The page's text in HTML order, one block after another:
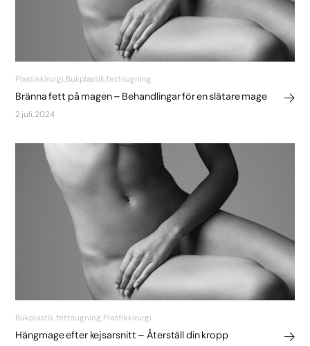
Plastikkirurgi, Bukplastik, fettsugning
Bränna fett på magen – Behandlingar för en slätare mage
2 juli, 2024
Bukplastik, fettsugning, Plastikkirurgi
Hängmage efter kejsarsnitt – Återställ din kropp